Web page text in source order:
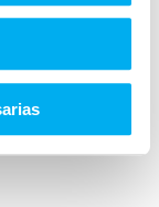
mis